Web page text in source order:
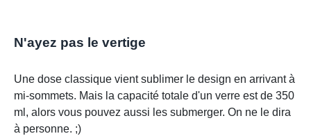
N'ayez pas le vertige
Une dose classique vient sublimer le design en arrivant à
mi-sommets. Mais la capacité totale d'un verre est de 350
ml, alors vous pouvez aussi les submerger. On ne le dira
à personne. ;)